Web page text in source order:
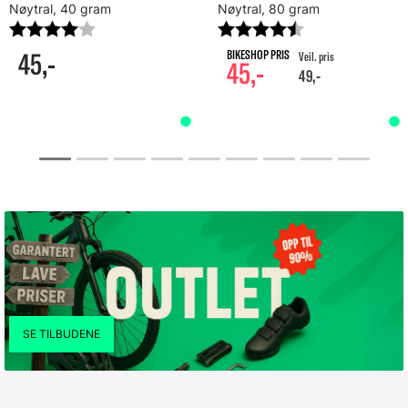
Nøytral, 40 gram
45,-
Karakter:
Nøytral, 80 gram
45,- 49,-
Karakter: